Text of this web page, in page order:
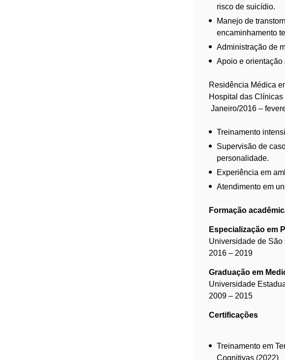
risco de suicídio.
Manejo de
encaminhamento
Administração de
Apoio e orientação
Residência Médica
Hospital das
Janeiro/2016 –
Treinamento
Supervisão de
personalidade.
Experiência em
Atendimento em
Formação
Especialização em
Universidade de São
2016 – 2019
Graduação em
Universidade
2009 – 2015
Certificações
Treinamento em
Cognitivas (2022)